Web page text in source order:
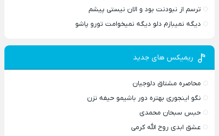
ترسم از نبودنت بود و الان نیستی پیشم
دیگه نمیبازم دلو دیگه نمیخوامت تورو پاشو
ریمیکس های جدید
محاصره مشتاق دلوجیان
نگو اینجوری بهتره دور باشیمو حیفه نزن
حبس سبحان محمدی
عشق ابدی روح الله کرمی